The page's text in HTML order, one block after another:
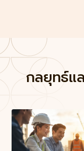
กลยุทธ์แ